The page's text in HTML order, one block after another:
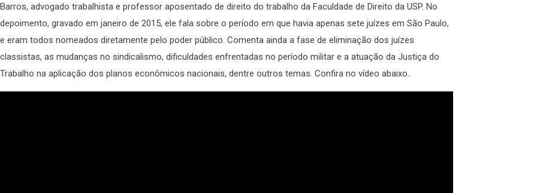
Barros, advogado trabalhista e professor aposentado de direito do trabalho da Faculdade de Direito da USP. No
depoimento, gravado em janeiro de 2015, ele fala sobre o período em que havia apenas sete juízes em São Paulo,
e eram todos nomeados diretamente pelo poder público. Comenta ainda a fase de eliminação dos juízes
classistas, as mudanças no sindicalismo, dificuldades enfrentadas no período militar e a atuação da Justiça do
Trabalho na aplicação dos planos econômicos nacionais, dentre outros temas. Confira no vídeo abaixo.